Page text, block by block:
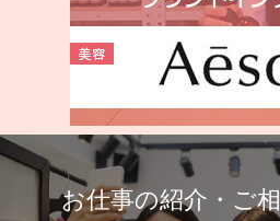
お仕事の紹介・ご